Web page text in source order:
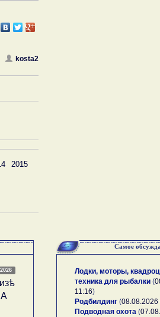
kosta2
2015
Самое
Лодки, моторы,
техника для рыбалки(
11:16)
Родбилдинг(08.08.2026
Подводная охота(